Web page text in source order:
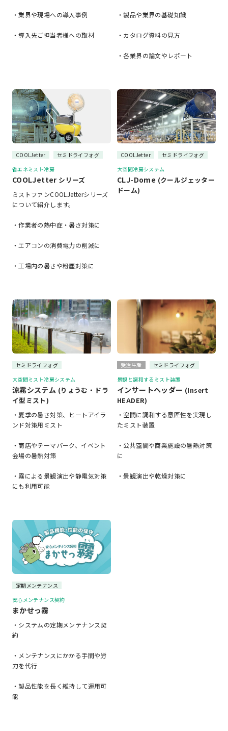
・業界や現場への導入事例
・導入先ご担当者様への取材
・製品や業界の基礎知識
・カタログ資料の見方
・各業界の論文やレポート
COOLJetter
セミドライフォグ
省エネミスト冷房
COOLJetter シリーズ
ミストファンCOOLJetterシリーズ
について紹介します。
・作業者の熱中症・暑さ対策に
・エアコンの消費電力の削減に
・工場内の暑さや粉塵対策に
COOLJetter
セミドライフォグ
大空間冷房システム
CLJ-Dome (クールジェッター
ドーム)
セミドライフォグ
大空間ミスト冷房システム
涼霧システム (りょうむ・ドラ
イ型ミスト)
・夏季の暑さ対策、ヒートアイラ
ンド対策用ミスト
・商店やテーマパーク、イベント
会場の暑熱対策
・霧による景観演出や静電気対策
にも利用可能
受注生産
セミドライフォグ
景観と調和するミスト装置
インサートヘッダー (Insert
HEADER)
・空間に調和する意匠性を実現し
たミスト装置
・公共空間や商業施設の暑熱対策
に
・景観演出や乾燥対策に
定期メンテナンス
安心メンテナンス契約
まかせっ霧
・システムの定期メンテナンス契
約
・メンテナンスにかかる手間や労
力を代行
・製品性能を長く維持して運用可
能